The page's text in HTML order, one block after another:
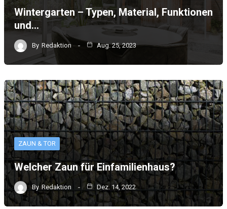
Wintergarten – Typen, Material, Funktionen
und…
By Redaktion Aug. 25, 2023
ZAUN & TOR
Welcher Zaun für Einfamilienhaus?
By Redaktion Dez. 14, 2022